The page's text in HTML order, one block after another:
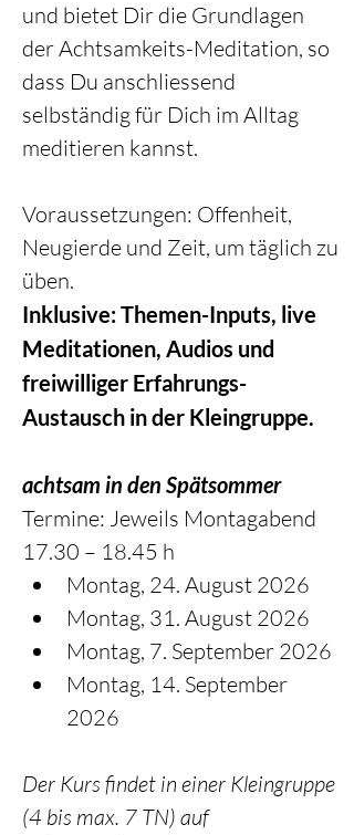
und bietet Dir die Grundlagen
der Achtsamkeits-Meditation, so
dass Du anschliessend
selbständig für Dich im Alltag
meditieren kannst.
Voraussetzungen: Offenheit,
Neugierde und Zeit, um täglich zu
üben.
Inklusive: Themen-Inputs, live
Meditationen, Audios und
freiwilliger Erfahrungs-
Austausch in der Kleingruppe.
achtsam in den Spätsommer
Termine: Jeweils Montagabend
17.30 – 18.45 h
Montag, 24. August 2026
Montag, 31. August 2026
Montag, 7. September 2026
Montag, 14. September
2026
Der Kurs findet in einer Kleingruppe
(4 bis max. 7 TN) auf